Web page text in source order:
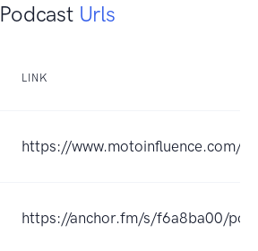
Podcast Urls
LINK
https://www.motoinfluence.com/
https://anchor.fm/s/f6a8ba00/